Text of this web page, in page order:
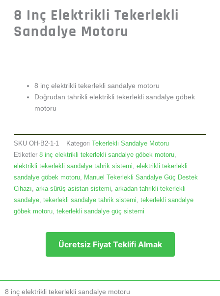
8 Inç Elektrikli Tekerlekli
Sandalye Motoru
8 inç elektrikli tekerlekli sandalye motoru
Doğrudan tahrikli elektrikli tekerlekli sandalye göbek
motoru
SKU OH-B2-1-1 Kategori Tekerlekli Sandalye Motoru
Etiketler 8 inç elektrikli tekerlekli sandalye göbek motoru
elektrikli tekerlekli sandalye tahrik sistemi
elektrikli tekerlekli
sandalye göbek motoru
Manuel Tekerlekli Sandalye Güç Destek
Cihazı
arka sürüş asistan sistemi
arkadan tahrikli tekerlekli
sandalye tekerlekli sandalye tahrik sistemi
tekerlekli sandalye
göbek motoru tekerlekli sandalye güç sistemi
Ücretsiz Fiyat Teklifi Almak
8 inç elektrikli tekerlekli sandalye motoru